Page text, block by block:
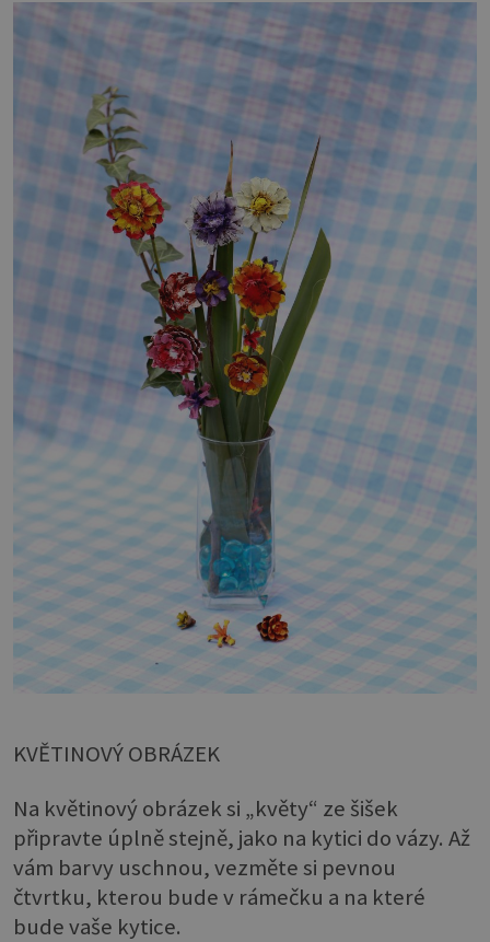
KVĚTINOVÝ OBRÁZEK
Na květinový obrázek si „květy“ ze šišek
připravte úplně stejně, jako na kytici do vázy. Až
vám barvy uschnou, vezměte si pevnou
čtvrtku, kterou bude v rámečku a na které
bude vaše kytice.